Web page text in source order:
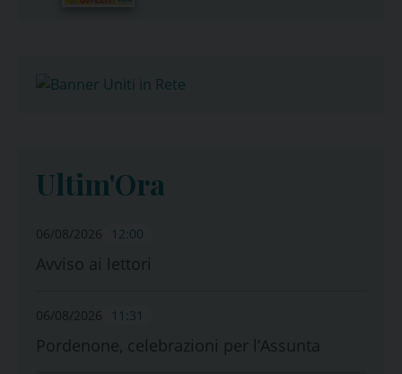
Ultim'Ora
06/08/2026 12:00
Avviso ai lettori
06/08/2026 11:31
Pordenone, celebrazioni per l’Assunta